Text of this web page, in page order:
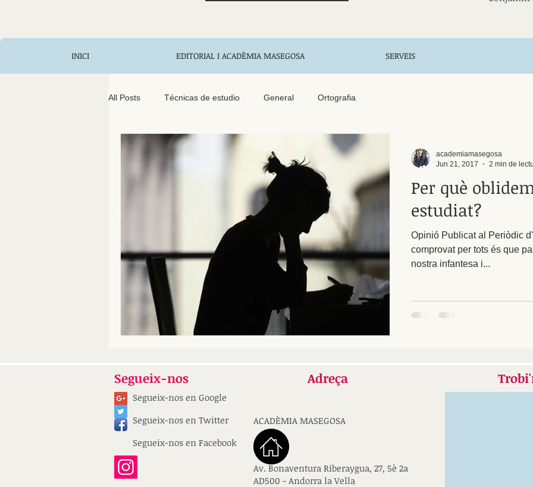
INICI EDITORIAL I ACADÈMIA MASEGOSA SERVEIS
All Posts Técnicas de estudio General Ortografia
Per què
estudiat?
Opinió Publicat al Periòdic
comprovat per tots és que
nostra infantesa i...
academiamasegosa
Jun 21, 2017
2 min de
Segueix-nos
Segueix-nos en Google
Segueix-nos en Twitter
Segueix-nos en Facebook
Adreça
ACADÈMIA MASEGOSA
Av. Bonaventura Riberaygua, 27, 5è 2a
AD500 - Andorra la Vella